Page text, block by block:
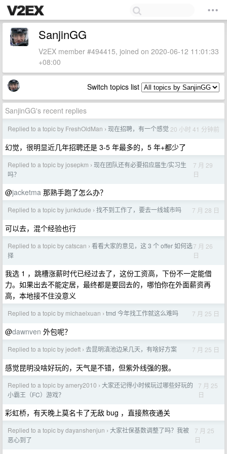
SanjinGG
V2EX member #494415, joined on 2020-06-12 11:01:33
+08:00
Switch topics list
SanjinGG's recent replies
Replied to a topic by FreshOldMan › 现在招聘，有一个感觉 20 小时 41 分钟前
幻觉，很明显近几年招聘还是 3-5 年最多的，5 年+都少了
Replied to a topic by josepkm › 现在团队还有必要招应届生/实习生
吗？
7 月 29
日
@jacketma 那熟手跑了怎么办？
Replied to a topic by junkdude › 找不到工作了，要去一线城市吗 7 月 28 日
可以去，混个经验也行
Replied to a topic by catscan › 看看大家的意见，这 3 个 offer 如何选
择
7 月 26
日
我选 1 ，跳槽涨薪时代已经过去了，这份工资高，下份不一定能借
力。如果出去不能定居，最终都是要回去的，哪怕你在外面薪资再
高，本地接不住没意义
Replied to a topic by michaelxuan › tmd 今年找工作就这么难吗 7 月 25 日
@dawnven 外包呢？
Replied to a topic by jedeft › 去昆明滇池边呆几天，有啥好方案 7 月 25 日
感觉昆明没啥好玩的，天气是不错，但紫外线强的狠。
Replied to a topic by amery2010 › 大家还记得小时候玩过哪些好玩的
小霸王（FC）游戏？
7 月 25
日
彩虹桥，有天晚上莫名卡了无敌 bug ，直接熬夜通关
Replied to a topic by dayanshenjun › 大家社保基数调整了吗？我被
恶心到了
7 月 25
日